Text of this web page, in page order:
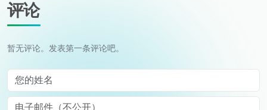
评论
暂无评论。发表第一条评论吧。
您的姓名
电子邮件（不公开）